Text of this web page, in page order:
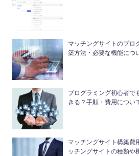
マッチングサイトのプロ
築方法・必要な機能につ
プログラミング初心者で
きる？手順・費用につい
マッチングサイト構築費
ッチングサイトの種類や